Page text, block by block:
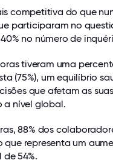
competitiva do que
participaram no
no número de
tiveram uma
(75%), um equilíbrio
que afetam as
nível global.
88% dos
que representa um
54%.